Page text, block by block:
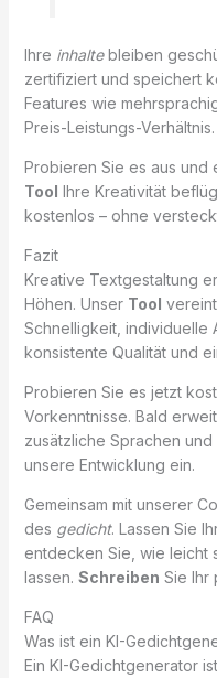
Ihre inhaltebleiben
zertifiziert und speichert
Features wie
Preis-Leistungs-Verhältnis.
Probieren Sie es aus und
Tool Ihre Kreativität
kostenlos – ohne
Fazit
Kreative Textgestaltung
Höhen. Unser Tool
Schnelligkeit, individuelle
konsistente Qualität und
Probieren Sie es jetzt
Vorkenntnisse. Bald
zusätzliche Sprachen
unsere Entwicklung ein.
Gemeinsam mit unserer
des gedicht. Lassen Sie
entdecken Sie, wie leicht
lassen. Schreiben Sie Ihr
FAQ
Was ist ein KI-
Ein KI-Gedichtgenerator